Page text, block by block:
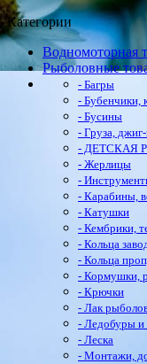
Категории
Водномоторная
Рыболовные
- Багры
- Бубенчики,
- Бусины
- Груза,
- ДЕТСКАЯ
- Жерлицы
-
- Карабины,
- Катушки
- Кембрики,
- Кольца
- Кольца
- Кормушки,
- Крючки
- Лак
- Ледобуры
- Леска
- Монтажи,